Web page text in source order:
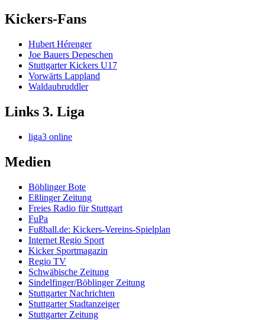
Kickers-Fans
Hubert Hérenger
Joe Bauers Depeschen
Stuttgarter Kickers U17
Vorwärts Lappland
Waldaubruddler
Links 3. Liga
liga3 online
Medien
Böblinger Bote
Eßlinger Zeitung
Freies Radio für Stuttgart
FuPa
Fußball.de: Kickers-Vereins-Spielplan
Internet Regio Sport
Kicker Sportmagazin
Regio TV
Schwäbische Zeitung
Sindelfinger/Böblinger Zeitung
Stuttgarter Nachrichten
Stuttgarter Stadtanzeiger
Stuttgarter Zeitung